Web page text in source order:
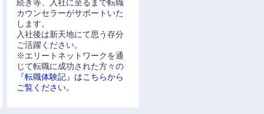
続き等、入社に至るまで転職
カウンセラーがサポートいた
します。
入社後は新天地にて思う存分
ご活躍ください。
※エリートネットワークを通
じて転職に成功された方々の
『転職体験記』はこちらから
ご覧ください。